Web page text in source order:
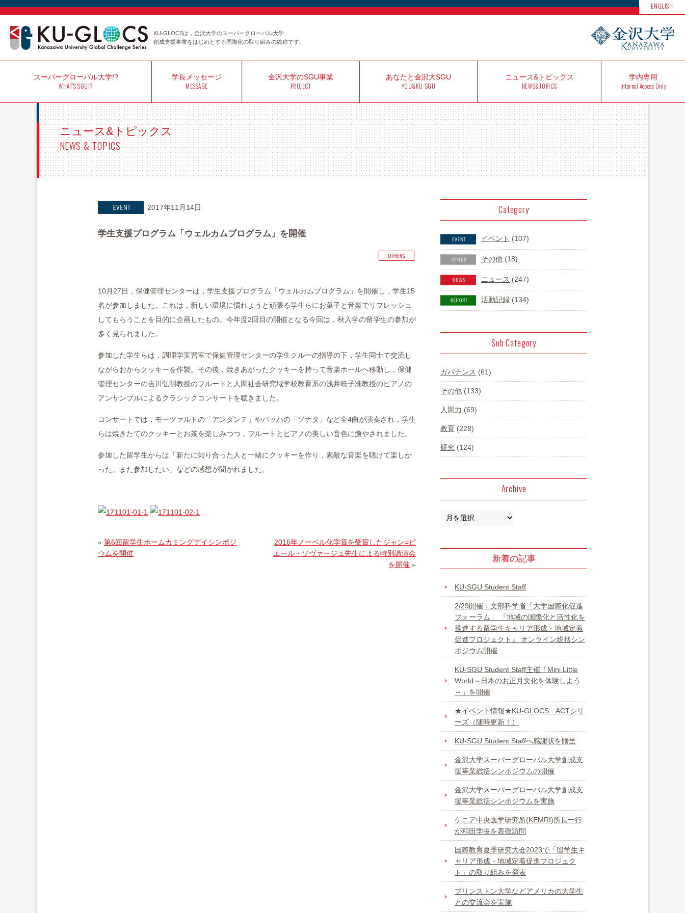
ENGLISH
KU-GLOCSは，金沢大学のスーパーグローバル大学
創成支援事業をはじめとする国際化の取り組みの総称です。
スーパーグローバル大学!?
WHAT'S SGU!?
学長メッセージ
MESSAGE
金沢大学のSGU事業
PROJECT
あなたと金沢大SGU
YOU&KU-SGU
ニュース&トピックス
NEWS&TOPICS
学内専用
Internal Access Only
ニュース&トピックス
NEWS & TOPICS
2017年11月14日
学生支援プログラム「ウェルカムプログラム」を開催
10月27日，保健管理センターは，学生支援プログラム「ウェルカムプログラム」を開催し，学生15
名が参加しました。これは，新しい環境に慣れようと頑張る学生らにお菓子と音楽でリフレッシュ
してもらうことを目的に企画したもの。今年度2回目の開催となる今回は，秋入学の留学生の参加が
多く見られました。
参加した学生らは，調理学実習室で保健管理センターの学生クルーの指導の下，学生同士で交流し
ながらおからクッキーを作製。その後，焼きあがったクッキーを持って音楽ホールへ移動し，保健
管理センターの吉川弘明教授のフルートと人間社会研究域学校教育系の浅井暁子准教授のピアノの
アンサンブルによるクラシックコンサートを聴きました。
コンサートでは，モーツァルトの「アンダンテ」やバッハの「ソナタ」など全4曲が演奏され，学生
らは焼きたてのクッキーとお茶を楽しみつつ，フルートとピアノの美しい音色に癒やされました。
参加した留学生からは「新たに知り合った人と一緒にクッキーを作り，素敵な音楽を聴けて楽しか
った。また参加したい」などの感想が聞かれました。
« 第6回留学生ホームカミングデイシンポジ
ウムを開催
2016年ノーベル化学賞を受賞したジャン=ピ
エール・ソヴァージュ先生による特別講演会
を開催 »
Category
イベント (107)
その他 (18)
ニュース (247)
活動記録 (134)
Sub Category
ガバナンス (61)
その他 (133)
人間力 (69)
教育 (228)
研究 (124)
Archive
新着の記事
KU-SGU Student Staff
2/29開催：文部科学省「大学国際化促進
フォーラム」 『地域の国際化と活性化を
推進する留学生キャリア形成・地域定着
促進プロジェクト』 オンライン総括シン
ポジウム開催
KU-SGU Student Staff主催「Mini Little
World～日本のお正月文化を体験しよう
～」を開催
★イベント情報★KU-GLOCS ACTシリ
ーズ（随時更新！）
KU-SGU Student Staffへ感謝状を贈呈
金沢大学スーパーグローバル大学創成支
援事業総括シンポジウムの開催
金沢大学スーパーグローバル大学創成支
援事業総括シンポジウムを実施
ケニア中央医学研究所(KEMRI)所長一行
が和田学長を表敬訪問
国際教育夏季研究大会2023で「留学生キ
ャリア形成・地域定着促進プロジェク
ト」の取り組みを発表
プリンストン大学などアメリカの大学生
との交流会を実施